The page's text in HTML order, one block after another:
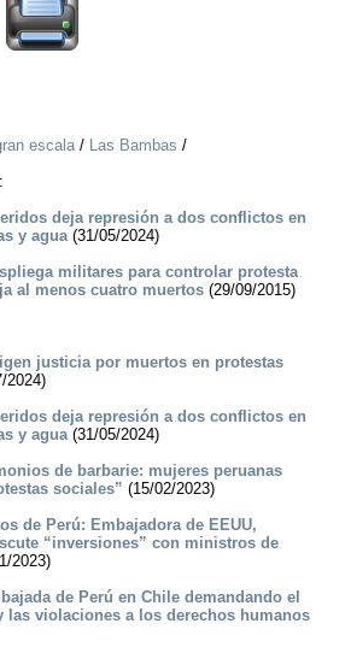
escala/ Las Bambas /
:
deja represión a dos conflictos en
y agua(31/05/2024)
militares para controlar protesta
al menos cuatro muertos (29/09/2015)
justicia por muertos en protestas
2024)
deja represión a dos conflictos en
y agua(31/05/2024)
de barbarie: mujeres peruanas
sociales” (15/02/2023)
de Perú: Embajadora de EEUU,
“inversiones” con ministros de
2023)
de Perú en Chile demandando el
las violaciones a los derechos humanos